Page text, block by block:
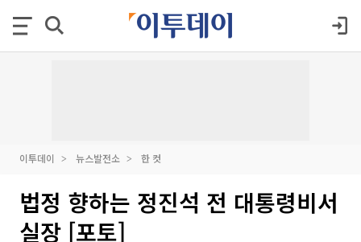
이투데이 뉴스발전소 한 컷
법정 향하는 정진석 전 대통령비서
실장 [포토]